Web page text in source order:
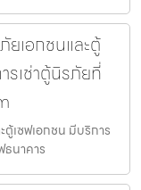
เอกชนและตู้
รเช่าตู้นิรภัยที่
เซฟเอกชน มีบริการ
ธนาคาร